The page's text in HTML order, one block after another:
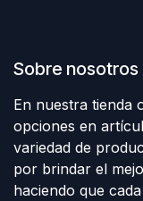
Sobre nosotros
En nuestra tienda
opciones en
variedad de
por brindar el
haciendo que